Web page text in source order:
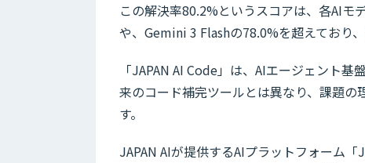
この解決率80.2%というスコアは、各AIモ
や、Gemini 3 Flashの78.0%を超えており
「JAPAN AI Code」は、AIエージェント
来のコード補完ツールとは異なり、課題
す。
JAPAN AIが提供するAIプラットフォーム